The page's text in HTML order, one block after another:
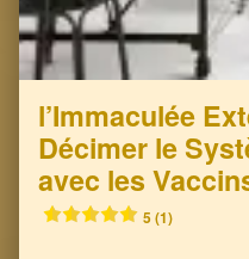
l’Immaculée
Décimer le
avec les
5 (1)